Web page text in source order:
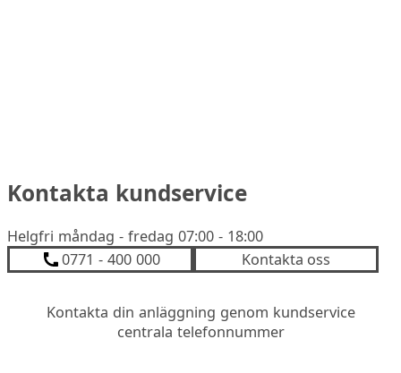
Kontakta kundservice
Helgfri måndag - fredag 07:00 - 18:00
0771 - 400 000
Kontakta oss
Kontakta din anläggning genom kundservice
centrala telefonnummer